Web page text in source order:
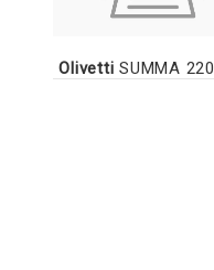
Olivetti SUMMA 220